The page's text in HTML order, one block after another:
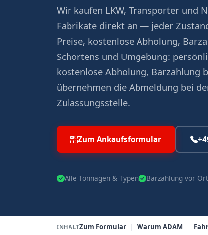
Wir kaufen LKW, Transporter und
Fabrikate direkt an — jeder
Preise, kostenlose Abholung,
Schortens und Umgebung:
kostenlose Abholung, Barzahlung
übernehmen die Abmeldung bei
Zulassungsstelle.
Zum Ankaufsformular
Alle Tonnagen & Typen Barzahlung vor Ort
INHALTZum Formular Warum ADAM